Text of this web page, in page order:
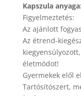
Kapszula anyaga:
Figyelmeztetés:
Az ajánlott
Az étrend-
életmódot!
Gyermekek elől
Tartósítószert,